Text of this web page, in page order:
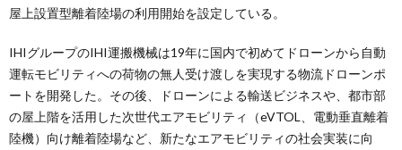
屋上設置型離着陸場の利用開始を設定している。
IHIグループのIHI運搬機械は19年に国内で初めてドローンから自動
運転モビリティへの荷物の無人受け渡しを実現する物流ドローンポ
ートを開発した。その後、ドローンによる輸送ビジネスや、都市部
の屋上階を活用した次世代エアモビリティ（eVTOL、電動垂直離着
陸機）向け離着陸場など、新たなエアモビリティの社会実装に向